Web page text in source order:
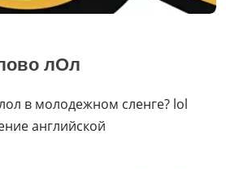
лОл
в молодежном сленге? lol
английской